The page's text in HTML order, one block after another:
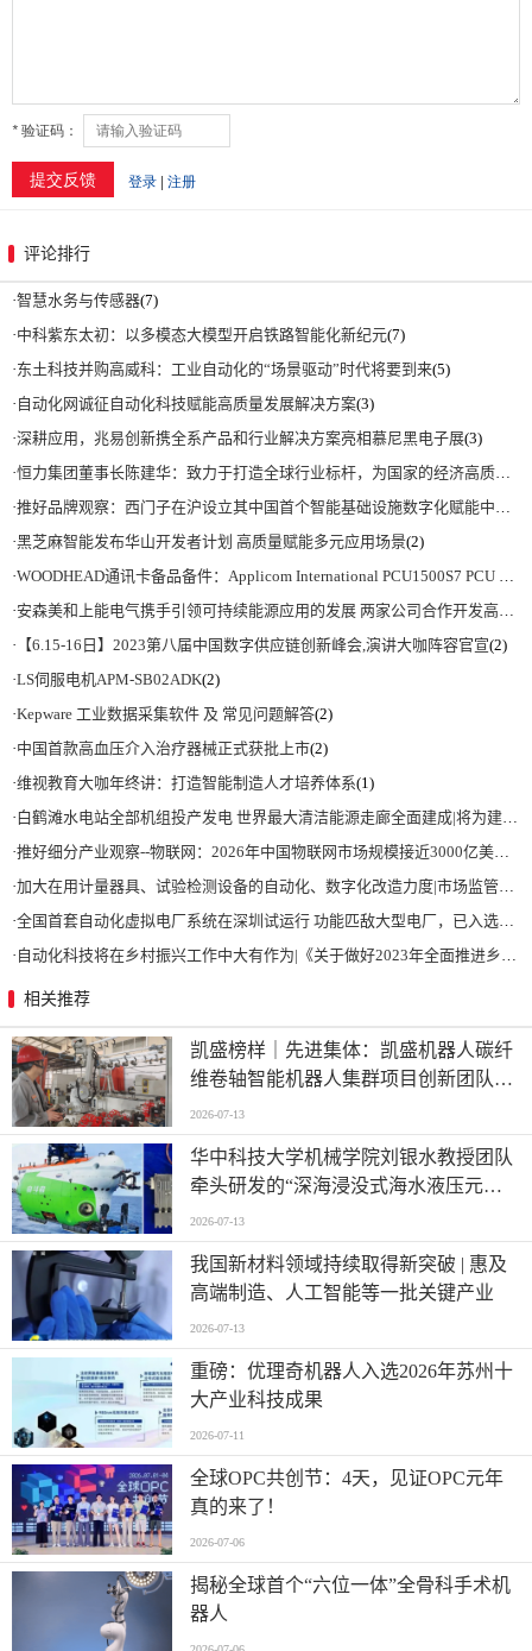
评论排行
·智慧水务与传感器(7)
·中科紫东太初：以多模态大模型开启铁路智能化新纪元(7)
·东土科技并购高威科：工业自动化的“场景驱动”时代将要到来(5)
· 自动化网诚征自动化科技赋能高质量发展解决方案(3)
·深耕应用，兆易创新携全系产品和行业解决方案亮相慕尼黑电子展(3)
·恒力集团董事长陈建华：致力于打造全球行业标杆，为国家的经济高质量发展贡献更大力量|上海电气集团党委书记、董事长吴磊来访
·推好品牌观察：西门子在沪设立其中国首个智能基础设施数字化赋能中心
·黑芝麻智能发布华山开发者计划 高质量赋能多元应用场景(2)
·WOODHEAD通讯卡备品备件：Applicom International PCU1500S7 PCU 1500 S7 V4.5.0
·安森美和上能电气携手引领可持续能源应用的发展 两家公司合作开发高性能储能和太阳能组串式逆变器方案 以实现可持续的未来
· 【6.15-16日】2023第八届中国数字供应链创新峰会,演讲大咖阵容官宣(2)
·LS伺服电机APM-SB02ADK(2)
·Kepware 工业数据采集软件 及 常见问题解答(2)
·中国首款高血压介入治疗器械正式获批上市(2)
·维视教育大咖年终讲：打造智能制造人才培养体系(1)
·白鹤滩水电站全部机组投产发电 世界最大清洁能源走廊全面建成|将为建设新型能源体系、保障国家能源安全、实现“双碳”目标提供有力支撑
·推好细分产业观察--物联网：2026年中国物联网市场规模接近3000亿美元 智慧工厂、智慧城市、智慧电网等将占60%以上
·加大在用计量器具、试验检测设备的自动化、数字化改造力度|市场监管总局 工业和信息化部 关于促进企业计量能力提升的指导意见
·全国首套自动化虚拟电厂系统在深圳试运行 功能匹敌大型电厂，已入选国际典型案例
· 自动化科技将在乡村振兴工作中大有作为|《关于做好2023年全面推进乡村振兴重点工作的意见》发布
相关推荐
凯盛榜样｜先进集体：凯盛机器人碳纤
维卷轴智能机器人集群项目创新团队
——迈向“智造”新高度
2026-07-13
华中科技大学机械学院刘银水教授团队
牵头研发的“深海浸没式海水液压元件
关键技术及应用”荣获国家技术发明奖
二等奖
2026-07-13
我国新材料领域持续取得新突破 | 惠及
高端制造、人工智能等一批关键产业
2026-07-13
重磅：优理奇机器人入选2026年苏州十
大产业科技成果
2026-07-11
全球OPC共创节：4天，见证OPC元年
真的来了！
2026-07-06
揭秘全球首个“六位一体”全骨科手术机
器人